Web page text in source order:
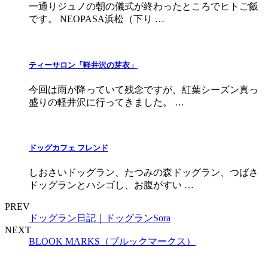
一通りジュノの朝の儀式が終わったところでヒトご飯
です。 NEOPASA浜松（下り …
ティーサロン「軽井沢の芽衣」
今回は雨が降っていて残念ですが、紅葉シーズン真っ
盛りの軽井沢に行ってきました。 …
ドッグカフェ フレンド
しおさいドッグラン、たつみの森ドッグラン、つばさ
ドッグランとハシゴし、お腹がすい …
PREV
ドッグラン日記｜ドッグランSora
NEXT
BLOOK MARKS（ブルックマークス）